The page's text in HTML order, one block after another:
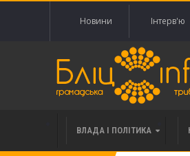
Новини Інтерв'ю
ВЛАДА І ПОЛІТИКА